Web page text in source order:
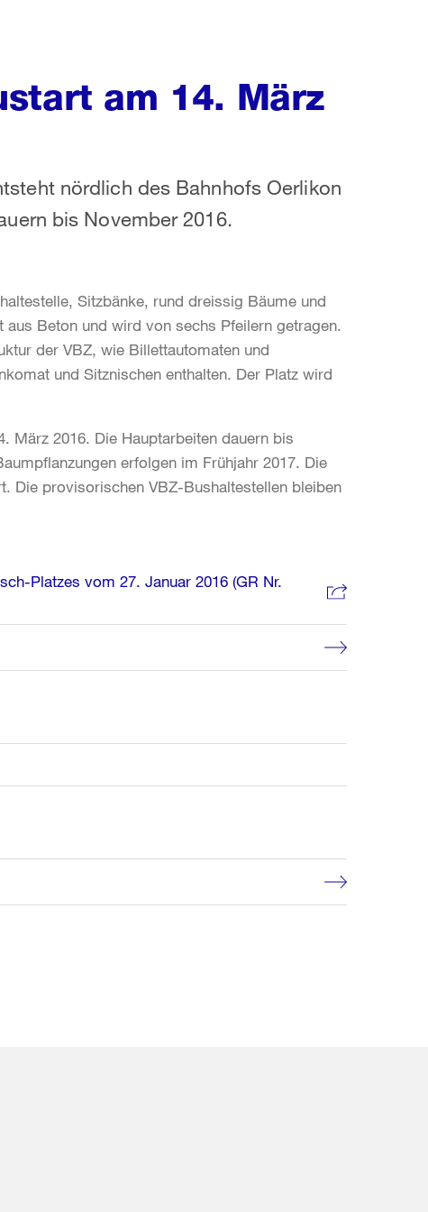
am 14. März
nördlich des Bahnhofs Oerlikon
bis November 2016.
Sitzbänke, rund dreissig Bäume und
aus Beton und wird von sechs Pfeilern getragen.
der VBZ, wie Billettautomaten und
und Sitznischen enthalten. Der Platz wird
März 2016. Die Hauptarbeiten dauern bis
erfolgen im Frühjahr 2017. Die
Die provisorischen VBZ-Bushaltestellen bleiben
Platzes vom 27. Januar 2016 (GR Nr.